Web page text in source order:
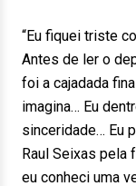
“Eu fiquei triste
Antes de ler o
foi a cajadada
imagina… Eu
sinceridade… Eu
Raul Seixas pela
eu conheci uma